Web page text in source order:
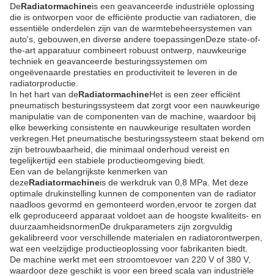
DeRadiatormachineis een geavanceerde industriële oplossing
die is ontworpen voor de efficiënte productie van radiatoren, die
essentiële onderdelen zijn van de warmtebeheersystemen van
auto's, gebouwen,en diverse andere toepassingenDeze state-of-
the-art apparatuur combineert robuust ontwerp, nauwkeurige
techniek en geavanceerde besturingssystemen om
ongeëvenaarde prestaties en productiviteit te leveren in de
radiatorproductie.
In het hart van deRadiatormachineHet is een zeer efficiënt
pneumatisch besturingssysteem dat zorgt voor een nauwkeurige
manipulatie van de componenten van de machine, waardoor bij
elke bewerking consistente en nauwkeurige resultaten worden
verkregen.Het pneumatische besturingssysteem staat bekend om
zijn betrouwbaarheid, die minimaal onderhoud vereist en
tegelijkertijd een stabiele productieomgeving biedt.
Een van de belangrijkste kenmerken van
dezeRadiatormachineis de werkdruk van 0,8 MPa. Met deze
optimale drukinstelling kunnen de componenten van de radiator
naadloos gevormd en gemonteerd worden,ervoor te zorgen dat
elk geproduceerd apparaat voldoet aan de hoogste kwaliteits- en
duurzaamheidsnormenDe drukparameters zijn zorgvuldig
gekalibreerd voor verschillende materialen en radiatorontwerpen,
wat een veelzijdige productieoplossing voor fabrikanten biedt.
De machine werkt met een stroomtoevoer van 220 V of 380 V,
waardoor deze geschikt is voor een breed scala van industriële